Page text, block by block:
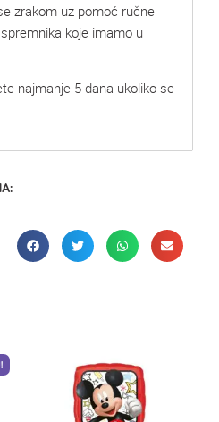
zrakom uz pomoć ručne
koje imamo u
najmanje 5 dana ukoliko se